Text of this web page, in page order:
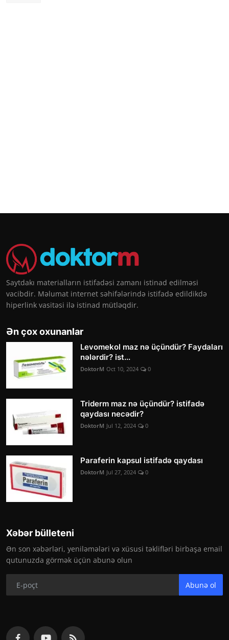
Saytdakı materialların istifadəsi zamanı istinad edilməsi
vacibdir. Məlumat internet səhifələrində istifadə edildikdə
hiperlink vasitəsi ilə istinad mütləqdir.
Ən çox oxunanlar
Levomekol maz nə üçündür? Faydaları
nələrdir? ist...
DoktorM Oct 10, 2024 0
Triderm maz nə üçündür? istifadə
qaydası necədir?
DoktorM Jul 12, 2024 0
Paraferin kapsul istifadə qaydası
DoktorM Jul 27, 2024 0
Xəbər bülleteni
Ən son xəbərləri, yeniləmələri və xüsusi təklifləri birbaşa email
qutunuzda görmək üçün abunə olun
Abunə ol